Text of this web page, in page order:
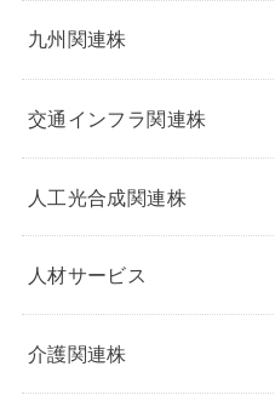
九州関連株
交通インフラ関連株
人工光合成関連株
人材サービス
介護関連株